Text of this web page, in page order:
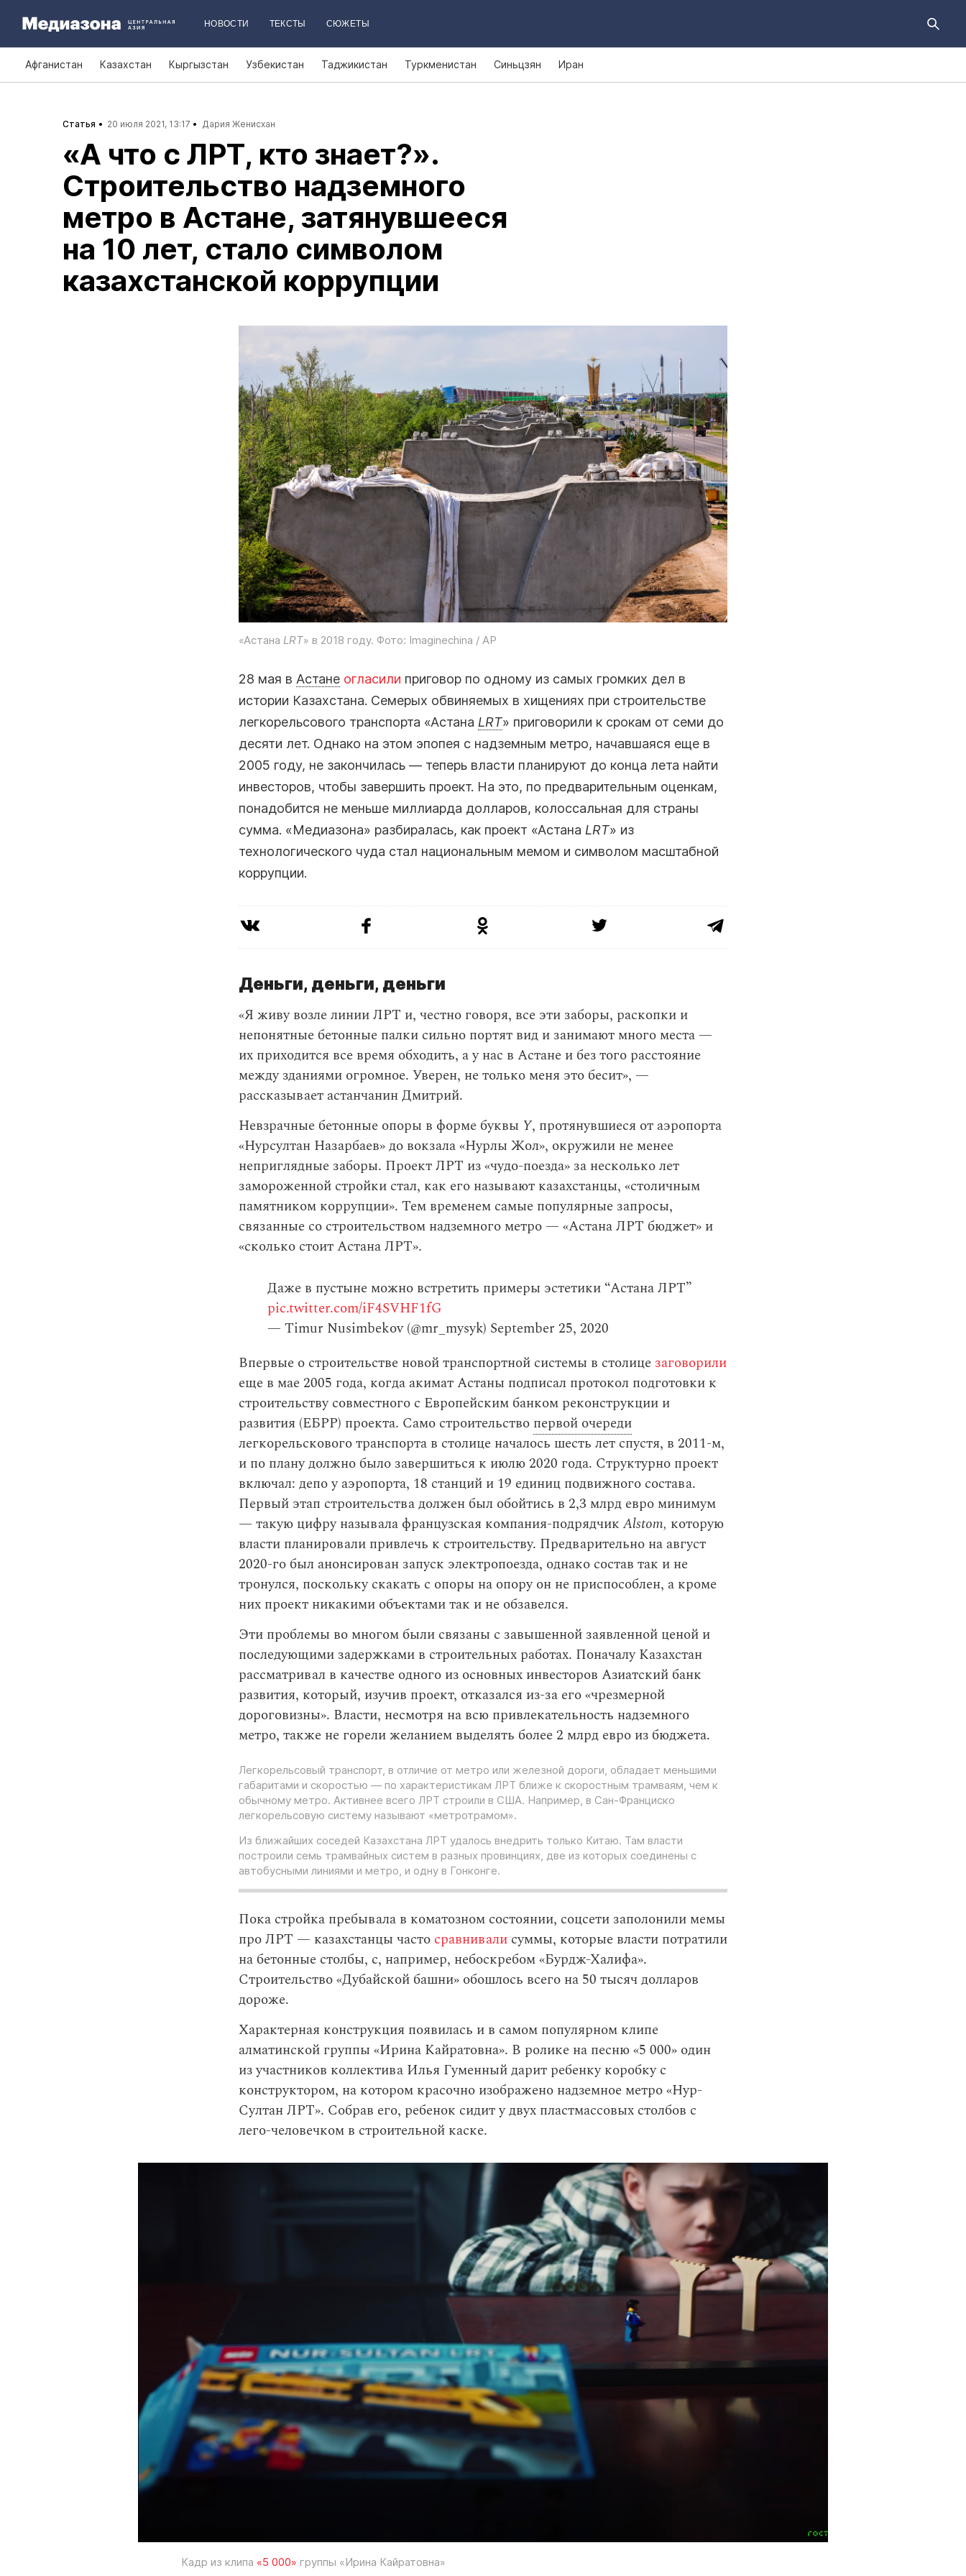
НОВОСТИ ТЕКСТЫ СЮЖЕТЫ
Афганистан Казахстан Кыргызстан Узбекистан Таджикистан Туркменистан Синьцзян Иран
Статья 20 июля 2021, 13:17 Дария Женисхан
«А что с ЛРТ, кто знает?».
Строительство надземного
метро в Астане, затянувшееся
на 10 лет, стало символом
казахстанской коррупции
«Астана LRT» в 2018 году. Фото: Imaginechina / AP
28 мая в Астане огласили приговор по одному из самых громких дел в
истории Казахстана. Семерых обвиняемых в хищениях при строительстве
легкорельсового транспорта «Астана LRT» приговорили к срокам от семи до
десяти лет. Однако на этом эпопея с надземным метро, начавшаяся еще в
2005 году, не закончилась — теперь власти планируют до конца лета найти
инвесторов, чтобы завершить проект. На это, по предварительным оценкам,
понадобится не меньше миллиарда долларов, колоссальная для страны
сумма. «Медиазона» разбиралась, как проект «Астана LRT» из
технологического чуда стал национальным мемом и символом масштабной
коррупции.
Деньги, деньги, деньги
«Я живу возле линии ЛРТ и, честно говоря, все эти заборы, раскопки и
непонятные бетонные палки сильно портят вид и занимают много места —
их приходится все время обходить, а у нас в Астане и без того расстояние
между зданиями огромное. Уверен, не только меня это бесит», —
рассказывает астанчанин Дмитрий.
Невзрачные бетонные опоры в форме буквы Y, протянувшиеся от аэропорта
«Нурсултан Назарбаев» до вокзала «Нурлы Жол», окружили не менее
неприглядные заборы. Проект ЛРТ из «чудо-поезда» за несколько лет
замороженной стройки стал, как его называют казахстанцы, «столичным
памятником коррупции». Тем временем самые популярные запросы,
связанные со строительством надземного метро — «Астана ЛРТ бюджет» и
«сколько стоит Астана ЛРТ».
Даже в пустыне можно встретить примеры эстетики “Астана ЛРТ”
pic.twitter.com/iF4SVHF1fG
— Timur Nusimbekov (@mr_mysyk) September 25, 2020
Впервые о строительстве новой транспортной системы в столице заговорили
еще в мае 2005 года, когда акимат Астаны подписал протокол подготовки к
строительству совместного с Европейским банком реконструкции и
развития (ЕБРР) проекта. Само строительство первой очереди
легкорельскового транспорта в столице началось шесть лет спустя, в 2011-м,
и по плану должно было завершиться к июлю 2020 года. Структурно проект
включал: депо у аэропорта, 18 станций и 19 единиц подвижного состава.
Первый этап строительства должен был обойтись в 2,3 млрд евро минимум
— такую цифру называла французская компания-подрядчик Alstom, которую
власти планировали привлечь к строительству. Предварительно на август
2020-го был анонсирован запуск электропоезда, однако состав так и не
тронулся, поскольку скакать с опоры на опору он не приспособлен, а кроме
них проект никакими объектами так и не обзавелся.
Эти проблемы во многом были связаны с завышенной заявленной ценой и
последующими задержками в строительных работах. Поначалу Казахстан
рассматривал в качестве одного из основных инвесторов Азиатский банк
развития, который, изучив проект, отказался из-за его «чрезмерной
дороговизны». Власти, несмотря на всю привлекательность надземного
метро, также не горели желанием выделять более 2 млрд евро из бюджета.
Легкорельсовый транспорт, в отличие от метро или железной дороги, обладает меньшими
габаритами и скоростью — по характеристикам ЛРТ ближе к скоростным трамваям, чем к
обычному метро. Активнее всего ЛРТ строили в США. Например, в Сан-Франциско
легкорельсовую систему называют «метротрамом».
Из ближайших соседей Казахстана ЛРТ удалось внедрить только Китаю. Там власти
построили семь трамвайных систем в разных провинциях, две из которых соединены с
автобусными линиями и метро, и одну в Гонконге.
Пока стройка пребывала в коматозном состоянии, соцсети заполонили мемы
про ЛРТ — казахстанцы часто сравнивали суммы, которые власти потратили
на бетонные столбы, с, например, небоскребом «Бурдж-Халифа».
Строительство «Дубайской башни» обошлось всего на 50 тысяч долларов
дороже.
Характерная конструкция появилась и в самом популярном клипе
алматинской группы «Ирина Кайратовна». В ролике на песню «5 000» один
из участников коллектива Илья Гуменный дарит ребенку коробку с
конструктором, на котором красочно изображено надземное метро «Нур-
Султан ЛРТ». Собрав его, ребенок сидит у двух пластмассовых столбов с
лего-человечком в строительной каске.
Кадр из клипа «5 000» группы «Ирина Кайратовна»